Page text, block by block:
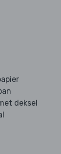
deksel